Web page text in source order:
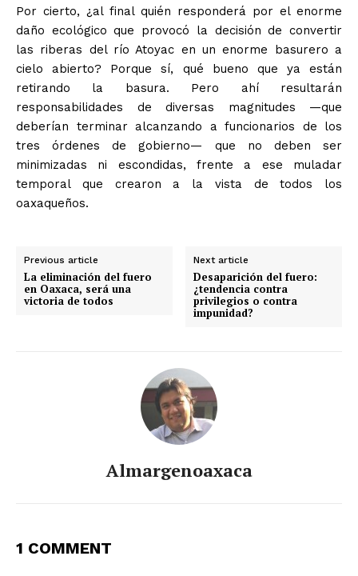
Por cierto, ¿al final quién responderá por el enorme
daño ecológico que provocó la decisión de convertir
las riberas del río Atoyac en un enorme basurero a
cielo abierto? Porque sí, qué bueno que ya están
retirando la basura. Pero ahí resultarán
responsabilidades de diversas magnitudes —que
deberían terminar alcanzando a funcionarios de los
tres órdenes de gobierno— que no deben ser
minimizadas ni escondidas, frente a ese muladar
temporal que crearon a la vista de todos los
oaxaqueños.
Previous article
La eliminación del fuero
en Oaxaca, será una
victoria de todos
Next article
Desaparición del fuero:
¿tendencia contra
privilegios o contra
impunidad?
Almargenoaxaca
1 COMMENT